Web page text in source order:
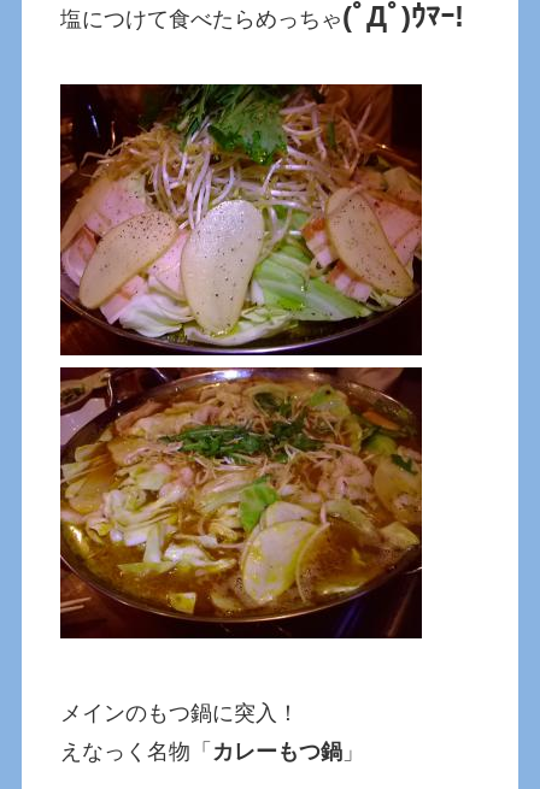
塩につけて食べたらめっちゃ(ﾟДﾟ)ｳﾏｰ!
メインのもつ鍋に突入！
えなっく名物「 カレーもつ鍋 」